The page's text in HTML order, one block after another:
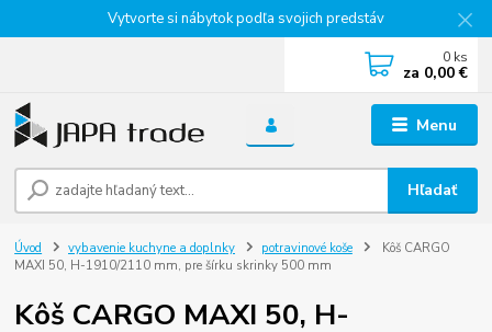
Vytvorte si nábytok podľa svojich predstáv
Menu
Hľadať
0 ks
za 0,00 €
Úvod vybavenie kuchyne a doplnky potravinové koše
Kôš CARGO
MAXI 50, H-1910/2110 mm, pre šírku skrinky 500 mm
Kôš CARGO MAXI 50, H-